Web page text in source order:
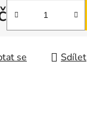
se Sdílet